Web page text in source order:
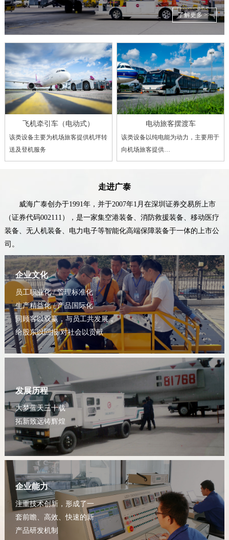
局面。
了解更多 >>
飞机牵引车（电动式）
该类设备主要为机场旅客提供机坪转
送及登机服务
电动旅客摆渡车
该类设备以纯电能为动力，主要用于
向机场旅客提供…
走进广泰
威海广泰创办于1991年，并于2007年1月在深圳证券交易所上市
（证券代码002111），是一家集空港装备、消防救援装备、移动医疗
装备、无人机装备、电力电子等智能化高端保障装备于一体的上市公
司。
企业文化
员工职业化 / 管理标准化
生产精益化 / 产品国际化
同顾客以双赢，与员工共发展，
给股东以回报 对社会以贡献
发展历程
大梦蓝天三十载
拓新致远铸辉煌
企业能力
注重技术创新，形成了一
套前瞻、高效、快速的新
产品研发机制